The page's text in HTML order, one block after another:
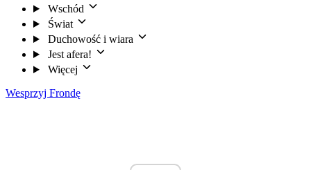
Wschód
Świat
Duchowość i wiara
Jest afera!
Więcej
Wesprzyj Frondę